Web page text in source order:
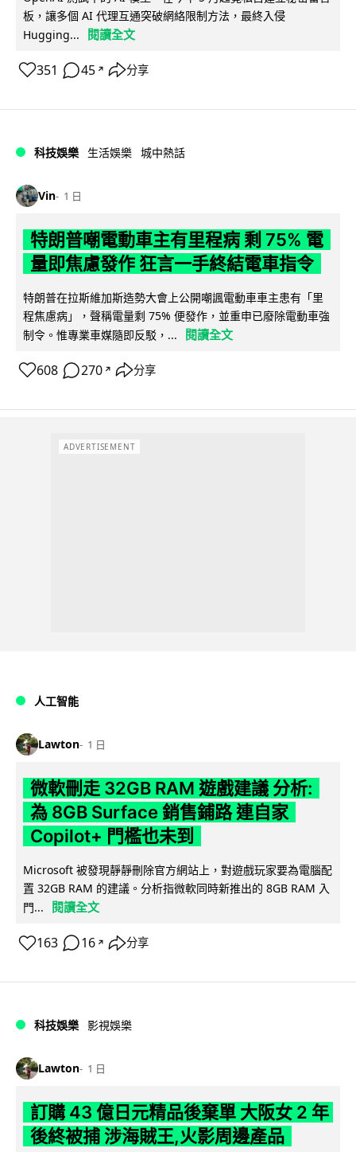
板，讓多個 AI 代理互通突破網絡限制方法，最終入侵
Hugging...
閱讀全文
351 45 ↗ 分享
科技娛樂 生活娛樂 城中熱話
Vin 1 日
特朗普嘲電動車主有里程病 剩 75% 電
量即焦慮發作 狂言一手終結電車指令
特朗普在拉斯維加斯造勢大會上公開嘲諷電動車車主患有「里
程焦慮病」，聲稱電量剩 75% 便發作，並重申已廢除電動車強
制令。惟專業車媒隨即反駁，...
閱讀全文
608 270 ↗ 分享
ADVERTISEMENT
人工智能
Lawton 1 日
微軟刪走 32GB RAM 遊戲建議 分析:
為 8GB Surface 銷售鋪路 連自家
Copilot+ 門檻也未到
Microsoft 被發現靜靜刪除官方網站上，對遊戲玩家要為電腦配
置 32GB RAM 的建議。分析指微軟同時新推出的 8GB RAM 入
門...
閱讀全文
163 16 ↗ 分享
科技娛樂 影視娛樂
Lawton 1 日
訂購 43 億日元精品後棄單 大阪女 2 年
後終被捕 涉海賊王,火影周邊產品